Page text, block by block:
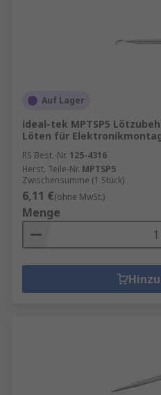
Auf Lager
ideal-tek MPTSP5
Löten für
RS Best.-Nr. 125-4316
Herst. Teile-Nr. MPTSP5
Zwischensumme (1 Stück)
6,11 €(ohne MwSt.)
Menge